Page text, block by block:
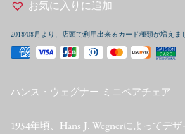
お気に入りに追加
2018/08月より、店頭で利用出来るカード種類が増えま
ハンス・ウェグナー ミニベアチェア
1954年頃、Hans J. Wegnerによってデ